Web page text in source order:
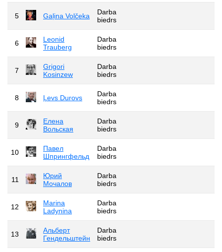
5 Gaļina Volčeka
Darba
biedrs
6
Leonid
Trauberg
Darba
biedrs
7
Grigori
Kosinzew
Darba
biedrs
8 Ļevs Durovs
Darba
biedrs
9
Елена
Вольская
Darba
biedrs
10
Павел
Шпрингфельд
Darba
biedrs
11
Юрий
Мочалов
Darba
biedrs
12
Marina
Ladynina
Darba
biedrs
13
Альберт
Гендельштейн
Darba
biedrs